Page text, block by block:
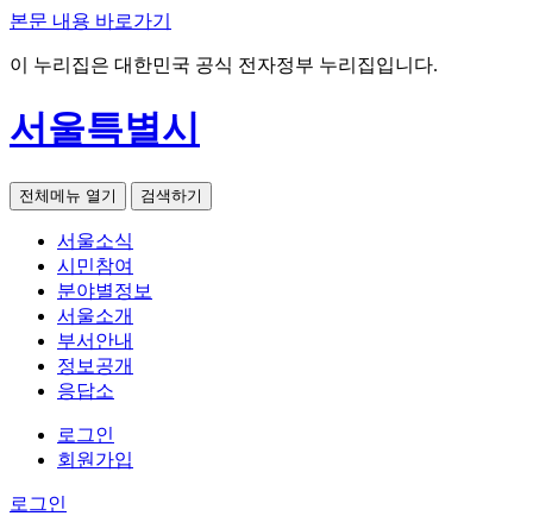
본문 내용 바로가기
이 누리집은 대한민국 공식 전자정부 누리집입니다.
서울특별시
전체메뉴 열기 검색하기
서울소식
시민참여
분야별정보
서울소개
부서안내
정보공개
응답소
로그인
회원가입
로그인